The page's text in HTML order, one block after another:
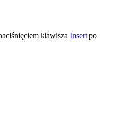
klawisza Insert po